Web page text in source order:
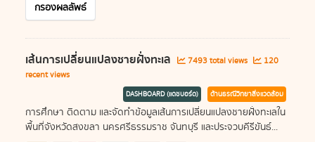
กรองผลลัพธ์
เส้นการเปลี่ยนแปลงชายฝั่งทะเล 7493 total views
120
recent views
DASHBOARD (แดชบอร์ด) ด้านธรณีวิทยาสิ่งแวดล้อม
การศึกษา ติดตาม และจัดทำข้อมูลเส้นการเปลี่ยนแปลงชายฝั่งทะเลใน
พื้นที่จังหวัดสงขลา นครศรีธรรมราช จันทบุรี และประจวบคีรีขันธ์...